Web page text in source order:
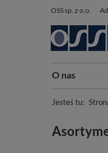
OSS sp. z o.o.
O nas
Jesteś tu: